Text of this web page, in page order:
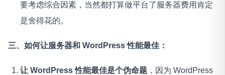
要考虑综合因素，当然都打算做平台了服务器费用肯定
是舍得花的。
三、如何让服务器和 WordPress 性能最佳：
让 WordPress 性能最佳是个伪命题 ，因为 WordPress